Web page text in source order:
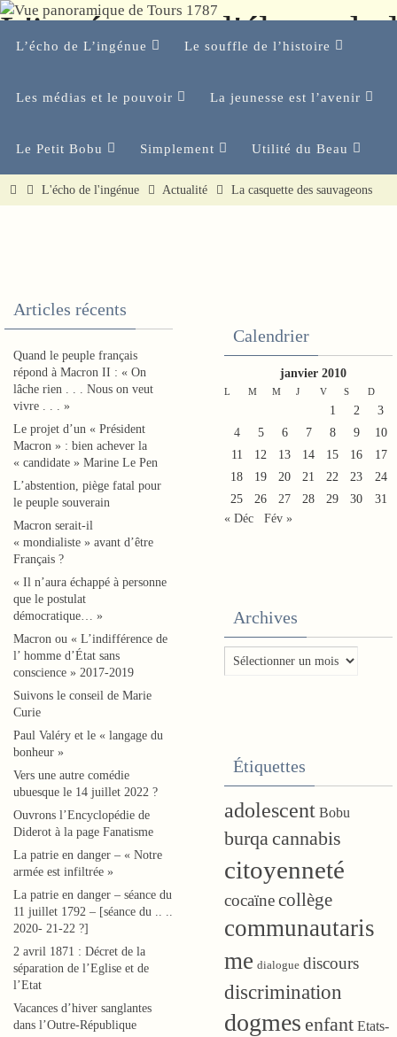
Passer
L'ingénue ou l'éloge de
versL’écho de L’ingénue Le souffle de l’histoire
Les médias et le pouvoir La jeunesse est l’avenir
Le Petit Bobu Simplement Utilité du Beau
HomeL'écho de l'ingénue Actualité La casquette des sauvageons
a
e
s
u
a
n
s
Articles récents
Quand le peuple français
répond à Macron II : « On
lâche rien . . . Nous on veut
vivre . . . »
Le projet d’un « Président
Macron » : bien achever la
« candidate » Marine Le Pen
L’abstention, piège fatal pour
le peuple souverain
Macron serait-il
« mondialiste » avant d’être
Français ?
« Il n’aura échappé à personne
que le postulat
démocratique… »
Macron ou « L’indifférence de
l’ homme d’État sans
conscience » 2017-2019
Suivons le conseil de Marie
Curie
Paul Valéry et le « langage du
bonheur »
Vers une autre comédie
ubuesque le 14 juillet 2022 ?
Ouvrons l’Encyclopédie de
Diderot à la page Fanatisme
La patrie en danger – « Notre
armée est infiltrée »
La patrie en danger – séance du
11 juillet 1792 – [séance du .. ..
2020- 21-22 ?]
2 avril 1871 : Décret de la
séparation de l’Eglise et de
l’Etat
Vacances d’hiver sanglantes
dans l’Outre-République
Calendrier
janvier 2010
L M M J V S D
1 2
3
4
5 6 7 8 9
10
11
12 13 14 15 16
17
18
19 20 21 22 23
24
25
26 27 28 29 30
31
« Déc
Fév »
Archives
Archives
Étiquettes
adolescent Bobu
burqacannabis
citoyenneté
cocaïnecollège
communautaris
me dialogue discours
discrimination
dogmes enfant Etats-